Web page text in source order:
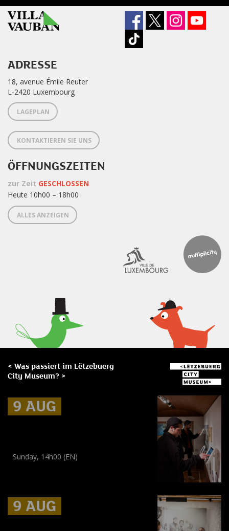
ADRESSE
18, avenue Émile Reuter
L-2420 Luxembourg
LAGEPLAN
KONTAKTIEREN SIE UNS
ÖFFNUNGSZEITEN
zur Zeit GESCHLOSSEN
Heute 10h00 – 18h00
ALLES ANZEIGEN
< Was passiert im Lëtzebuerg
City Museum? >
9 AUG
9 AUG
9 AUG
Sunday, 14h00 (EN)
9 AUG
9 AUG
9 AUG